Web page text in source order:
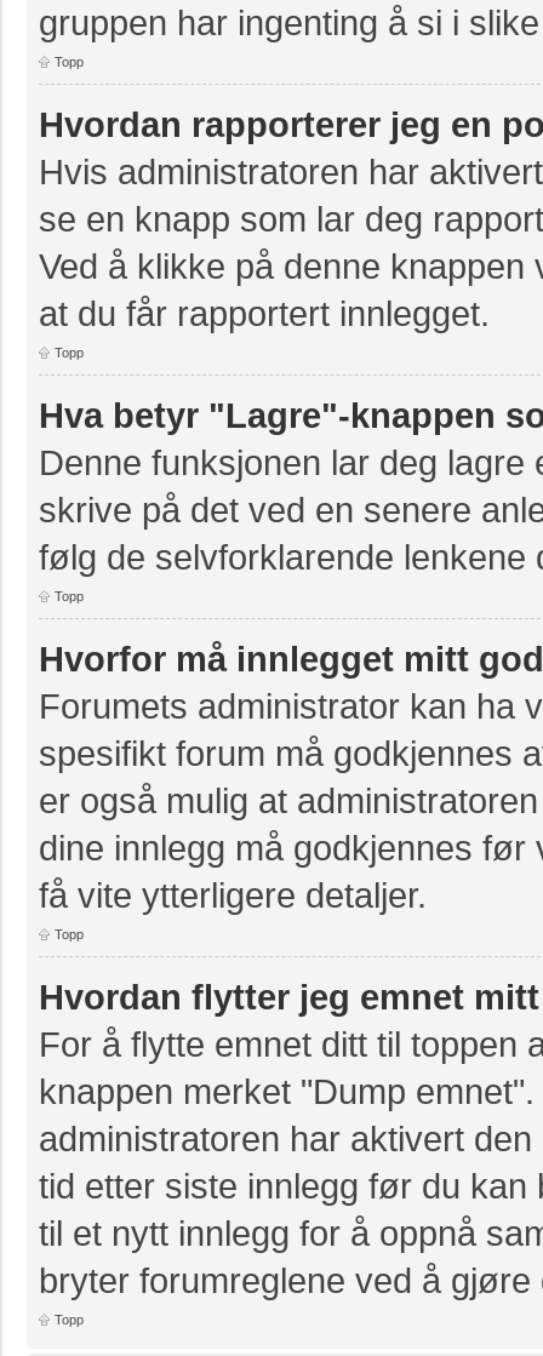
gruppen har ingenting å si i
Topp
Hvordan rapporterer jeg en
Hvis administratoren har
se en knapp som lar deg
Ved å klikke på denne
at du får rapportert innlegget.
Topp
Hva betyr "Lagre"-knappen
Denne funksjonen lar deg
skrive på det ved en senere
følg de selvforklarende lenkene
Topp
Hvorfor må innlegget mitt
Forumets administrator kan ha
spesifikt forum må godkjennes
er også mulig at
dine innlegg må godkjennes
få vite ytterligere detaljer.
Topp
Hvordan flytter jeg emnet
For å flytte emnet ditt til toppen
knappen merket "Dump
administratoren har aktivert
tid etter siste innlegg før du
til et nytt innlegg for å oppnå
bryter forumreglene ved å gjøre
Topp